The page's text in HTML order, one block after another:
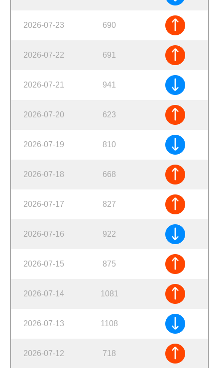
2026-07-23 690
2026-07-22 691
2026-07-21 941
2026-07-20 623
2026-07-19 810
2026-07-18 668
2026-07-17 827
2026-07-16 922
2026-07-15 875
2026-07-14 1081
2026-07-13 1108
2026-07-12 718